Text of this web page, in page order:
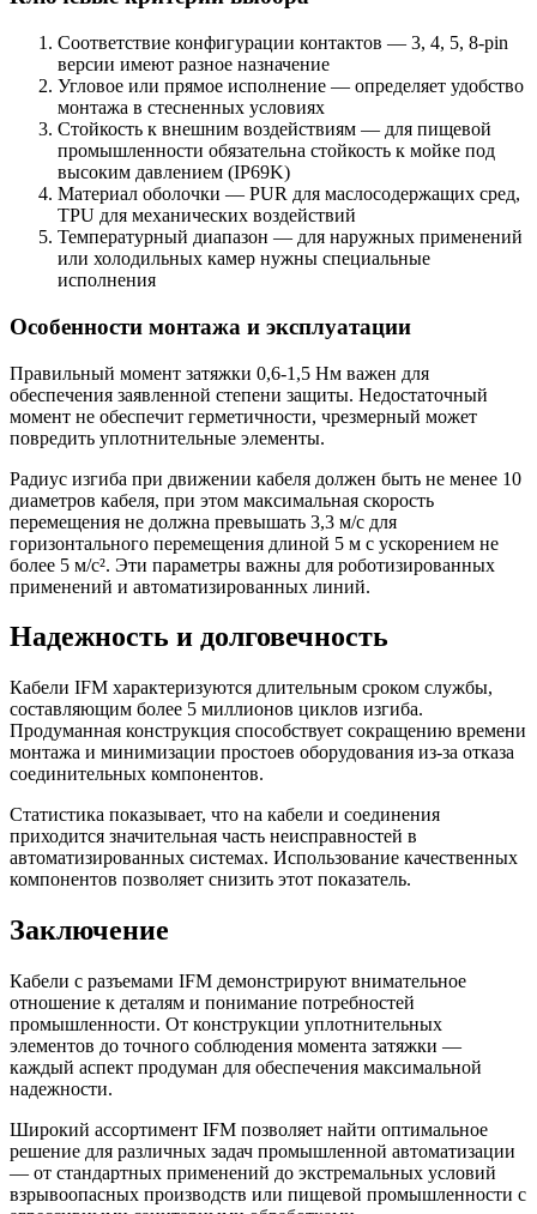
Соответствие конфигурации контактов — 3, 4, 5, 8-pin
версии имеют разное назначение
Угловое или прямое исполнение — определяет удобство
монтажа в стесненных условиях
Стойкость к внешним воздействиям — для пищевой
промышленности обязательна стойкость к мойке под
высоким давлением (IP69K)
Материал оболочки — PUR для маслосодержащих сред,
TPU для механических воздействий
Температурный диапазон — для наружных применений
или холодильных камер нужны специальные
исполнения
Особенности монтажа и эксплуатации
Правильный момент затяжки 0,6-1,5 Нм важен для
обеспечения заявленной степени защиты. Недостаточный
момент не обеспечит герметичности, чрезмерный может
повредить уплотнительные элементы.
Радиус изгиба при движении кабеля должен быть не менее 10
диаметров кабеля, при этом максимальная скорость
перемещения не должна превышать 3,3 м/с для
горизонтального перемещения длиной 5 м с ускорением не
более 5 м/с². Эти параметры важны для роботизированных
применений и автоматизированных линий.
Надежность и долговечность
Кабели IFM характеризуются длительным сроком службы,
составляющим более 5 миллионов циклов изгиба.
Продуманная конструкция способствует сокращению времени
монтажа и минимизации простоев оборудования из-за отказа
соединительных компонентов.
Статистика показывает, что на кабели и соединения
приходится значительная часть неисправностей в
автоматизированных системах. Использование качественных
компонентов позволяет снизить этот показатель.
Заключение
Кабели с разъемами IFM демонстрируют внимательное
отношение к деталям и понимание потребностей
промышленности. От конструкции уплотнительных
элементов до точного соблюдения момента затяжки —
каждый аспект продуман для обеспечения максимальной
надежности.
Широкий ассортимент IFM позволяет найти оптимальное
решение для различных задач промышленной автоматизации
— от стандартных применений до экстремальных условий
взрывоопасных производств или пищевой промышленности с